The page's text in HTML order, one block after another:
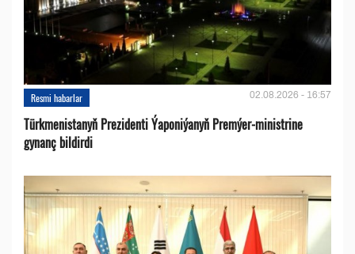
Resmi habarlar 02.08.2026 - 16:57
Türkmenistanyň Prezidenti Ýaponiýanyň Premýer-ministrine
gynanç bildirdi